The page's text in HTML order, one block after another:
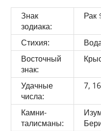
Знак
зодиака:
Рак
Стихия:
Восточный
знак:
Удачные
числа:
7,
Камни-
талисманы: